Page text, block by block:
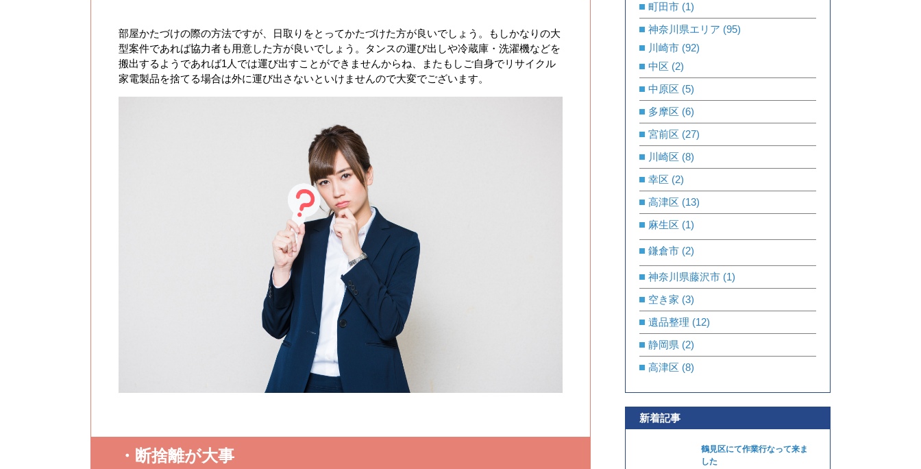
部屋かたづけの際の方法ですが、日取りをとってかたづけた方が良いでしょう。もしかなりの大
型案件であれば協力者も用意した方が良いでしょう。タンスの運び出しや冷蔵庫・洗濯機などを
搬出するようであれば1人では運び出すことができませんからね、またもしご自身でリサイクル
家電製品を捨てる場合は外に運び出さないといけませんので大変でございます。
・断捨離が大事
町田市 (1)
神奈川県エリア (95)
川崎市 (92)
中区 (2)
中原区 (5)
多摩区 (6)
宮前区 (27)
川崎区 (8)
幸区 (2)
高津区 (13)
麻生区 (1)
鎌倉市 (2)
神奈川県藤沢市 (1)
空き家 (3)
遺品整理 (12)
静岡県 (2)
高津区 (8)
新着記事
鶴見区にて作業行なって来ま
した